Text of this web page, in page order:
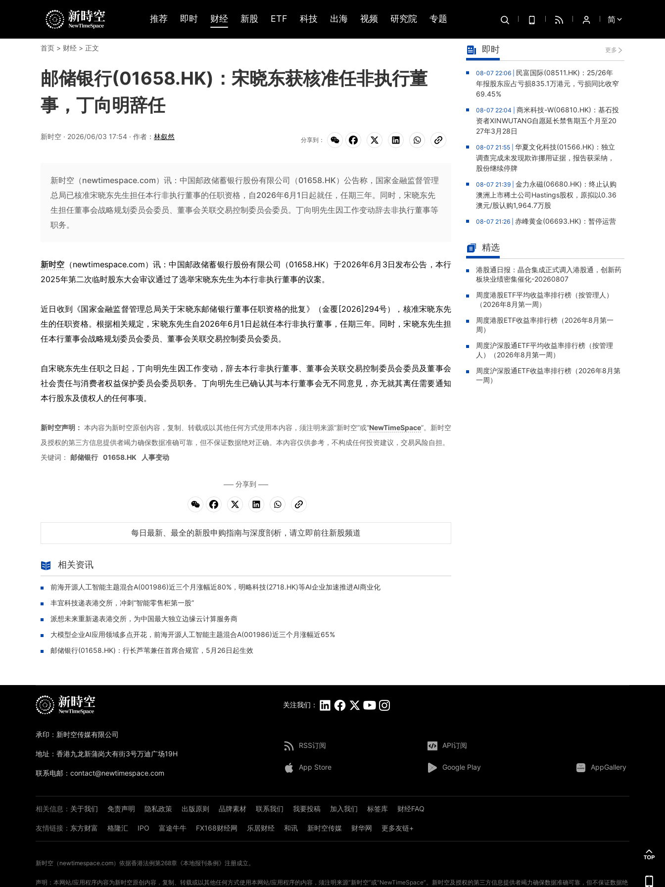
推荐 即时 财经 新股 ETF 科技 出海 视频 研究院 专题 简
首页 > 财经 > 正文
邮储银行(01658.HK)：宋晓东获核准任非执行董
事，丁向明辞任
新时空 · 2026/06/03 17:54 · 作者： 林叙然 分享到：
新时空（newtimespace.com）讯：中国邮政储蓄银行股份有限公司（01658.HK）公告称，国家金融监督管理
总局已核准宋晓东先生担任本行非执行董事的任职资格，自2026年6月1日起就任，任期三年。同时，宋晓东先
生担任董事会战略规划委员会委员、董事会关联交易控制委员会委员。丁向明先生因工作变动辞去非执行董事等
职务。
新时空 （newtimespace.com）讯：中国邮政储蓄银行股份有限公司（01658.HK）于2026年6月3日发布公告，本行
2025年第二次临时股东大会审议通过了选举宋晓东先生为本行非执行董事的议案。
近日收到《国家金融监督管理总局关于宋晓东邮储银行董事任职资格的批复》（金覆[2026]294号），核准宋晓东先
生的任职资格。根据相关规定，宋晓东先生自2026年6月1日起就任本行非执行董事，任期三年。同时，宋晓东先生担
任本行董事会战略规划委员会委员、董事会关联交易控制委员会委员。
自宋晓东先生任职之日起，丁向明先生因工作变动，辞去本行非执行董事、董事会关联交易控制委员会委员及董事会
社会责任与消费者权益保护委员会委员职务。丁向明先生已确认其与本行董事会无不同意見，亦无就其离任需要通知
本行股东及债权人的任何事项。
新时空声明： 本内容为新时空原创内容，复制、转载或以其他任何方式使用本内容，须注明来源“新时空”或“NewTimeSpace”。新时空
及授权的第三方信息提供者竭力确保数据准确可靠，但不保证数据绝对正确。本內容仅供参考，不构成任何投资建议，交易风险自担。
关键词：
邮储银行 01658.HK 人事变动
分享到
每日最新、最全的新股申购指南与深度剖析，请立即前往新股频道
相关资讯
前海开源人工智能主题混合A(001986)近三个月涨幅近80%，明略科技(2718.HK)等AI企业加速推进AI商业化
丰宜科技递表港交所，冲刺“智能零售柜第一股”
派想未来重新递表港交所，为中国最大独立边缘云计算服务商
大模型企业AI应用领域多点开花，前海开源人工智能主题混合A(001986)近三个月涨幅近65%
邮储银行(01658.HK)：行长芦苇兼任首席合规官，5月26日起生效
即时 更多
08-07 22:06 | 民富国际(08511.HK)：25/26年
年报股东应占亏损835.1万港元，亏损同比收窄
69.45%
08-07 22:04 | 商米科技-W(06810.HK)：基石投
资者XINWUTANG自愿延长禁售期五个月至20
27年3月28日
08-07 21:55 | 华夏文化科技(01566.HK)：独立
调查完成未发现欺诈挪用证据，报告获采纳，
股份继续停牌
08-07 21:39 | 金力永磁(06680.HK)：终止认购
澳洲上市稀土公司Hastings股权，原拟以0.36
澳元/股认购1,964.7万股
08-07 21:26 | 赤峰黄金(06693.HK)：暂停运营
人民币5,406万元
08-07 20:07 |灵宝黄金(03330.HK)：新疆哈巴
河勘查取得重大进展，保有金金属量由13.20吨
跃升至53.94吨
08-07 20:04 |迅策(03317.HK)：与天合算力订
立战略合作备忘，共探能源垂类大模型与Toke
n工厂商业化
08-07 20:02 |
中国泛半导体IMSS市场排名第三
08-07 19:47 | 浙能迈领绿航二次递表港交所，为
全球领先的绿色航运设备和系统提供商
08-07 19:09 |
精选
港股通日报：晶合集成正式调入港股通，创新药
板块业绩密集催化-20260807
周度港股ETF平均收益率排行榜（按管理人）
（2026年8月第一周）
周度港股ETF收益率排行榜（2026年8月第一
周）
周度沪深股通ETF平均收益率排行榜（按管理
人）（2026年8月第一周）
周度沪深股通ETF收益率排行榜（2026年8月第
一周）
关注我们：
RSS订阅 API订阅
App Store Google Play AppGallery
相关信息： 关于我们 免责声明 隐私政策 出版原则 品牌素材 联系我们 我要投稿 加入我们 标签库 财经FAQ
友情链接： 东方财富 格隆汇 IPO 富途牛牛 FX168财经网 乐居财经 和讯 新时空传媒 财华网 更多友链+
承印：新时空传媒有限公司
地址：香港九龙新蒲岗大有街3号万迪广场19H
联系电邮：contact@newtimespace.com
新时空（ newtimespace.com）依据香港法例第268章《本地报刊条例》注册成立。
声明：本网站/应用程序内容为新时空原创内容，复制、转载或以其他任何方式使用本网站/应用程序的内容，须注明来源“新时空”或“NewTimeSpace”。新时空及授权的第三方信息提供者竭力确保数据准确可靠，但不保证数据绝